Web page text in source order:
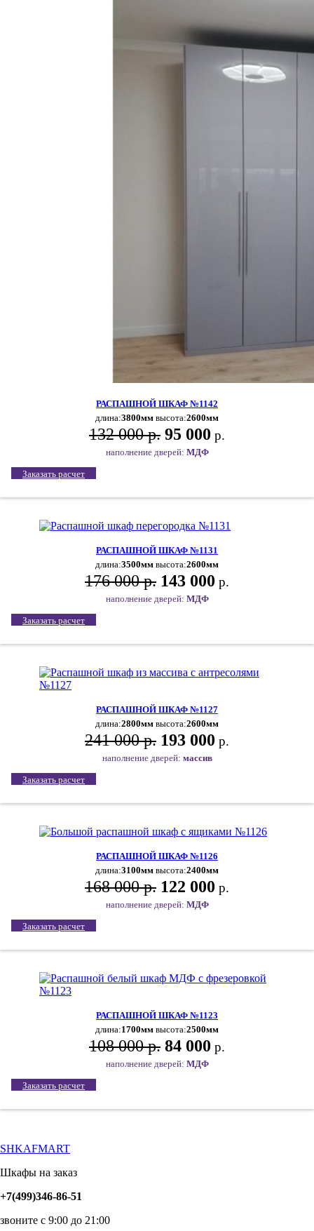
РАСПАШНОЙ ШКАФ №1142
длина:3800мм высота:2600мм
132 000 р. 95 000 р.
наполнение дверей: МДФ
Заказать расчет
РАСПАШНОЙ ШКАФ №1131
длина:3500мм высота:2600мм
176 000 р. 143 000 р.
наполнение дверей: МДФ
Заказать расчет
РАСПАШНОЙ ШКАФ №1127
длина:2800мм высота:2600мм
241 000 р. 193 000 р.
наполнение дверей: массив
Заказать расчет
РАСПАШНОЙ ШКАФ №1126
длина:3100мм высота:2400мм
168 000 р. 122 000 р.
наполнение дверей: МДФ
Заказать расчет
РАСПАШНОЙ ШКАФ №1123
длина:1700мм высота:2500мм
108 000 р. 84 000 р.
наполнение дверей: МДФ
Заказать расчет
SHKAFMART
Шкафы на заказ
+7(499)346-86-51
звоните с 9:00 до 21:00